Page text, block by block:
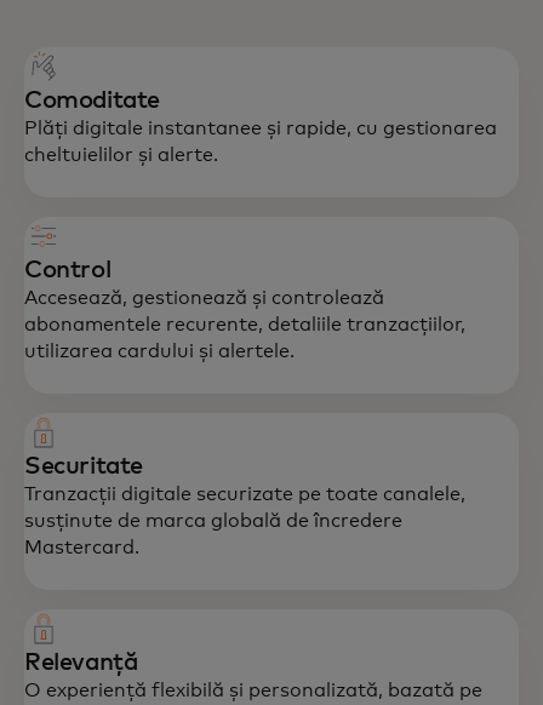
Comoditate
Plăți digitale instantanee și rapide, cu gestionarea
cheltuielilor și alerte.
Control
Accesează, gestionează și controlează
abonamentele recurente, detaliile tranzacțiilor,
utilizarea cardului și alertele.
Securitate
Tranzacții digitale securizate pe toate canalele,
susținute de marca globală de încredere
Mastercard.
Relevanță
O experiență flexibilă și personalizată, bazată pe